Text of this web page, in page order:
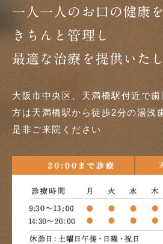
一人一人のお口の健康を
きちんと管理し
最適な治療を提供いた
大阪市中央区、天満橋駅付近で
方は天満橋駅から徒歩2分の湯浅
是非ご来院ください